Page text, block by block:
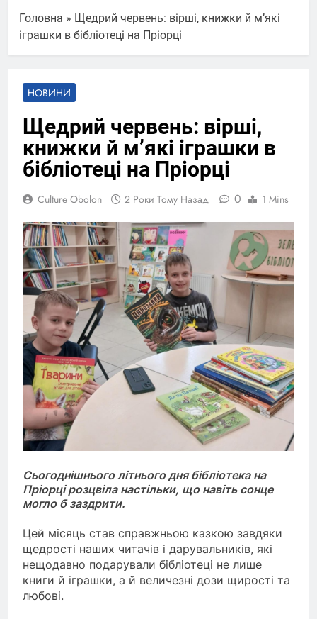
Головна » Щедрий червень: вірші, книжки й м’які
іграшки в бібліотеці на Пріорці
НОВИНИ
Щедрий червень: вірші,
книжки й м’які іграшки в
бібліотеці на Пріорці
Culture Obolon 2 Роки Тому Назад 0 1 Mins
Сьогоднішнього літнього дня бібліотека на
Пріорці розцвіла настільки, що навіть сонце
могло б заздрити.
Цей місяць став справжньою казкою завдяки
щедрості наших читачів і дарувальників, які
нещодавно подарували бібліотеці не лише
книги й іграшки, а й величезні дози щирості та
любові.